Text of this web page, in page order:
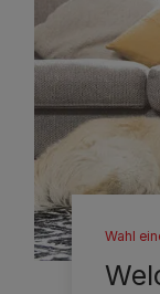
Wahl